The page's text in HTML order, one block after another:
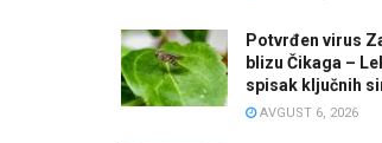
Potvrđen virus
blizu Čikaga –
spisak ključnih
AVGUST 6, 2026